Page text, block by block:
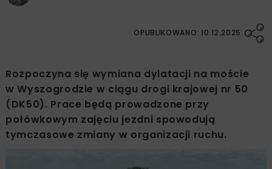
OPUBLIKOWANO: 10.12.2025
Rozpoczyna się wymiana dylatacji na moście
w Wyszogrodzie w ciągu drogi krajowej nr 50
(DK50). Prace będą prowadzone przy
połówkowym zajęciu jezdni spowodują
tymczasowe zmiany w organizacji ruchu.